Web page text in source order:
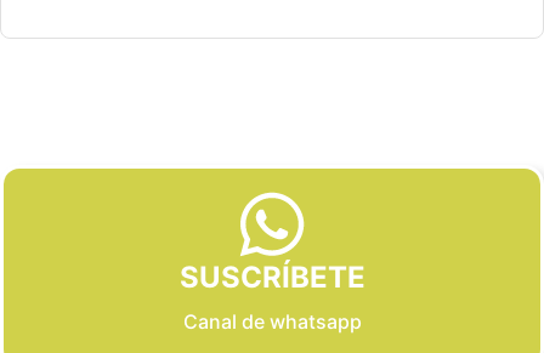
SUSCRÍBETE
Canal de whatsapp